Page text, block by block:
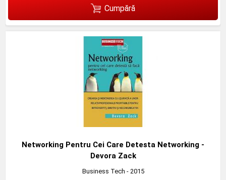
Cumpără
Networking Pentru Cei Care Detesta Networking -
Devora Zack
Business Tech - 2015